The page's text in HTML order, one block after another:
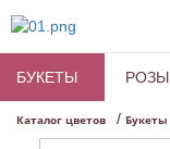
БУКЕТЫ РОЗЫ
Каталог цветов / Букеты